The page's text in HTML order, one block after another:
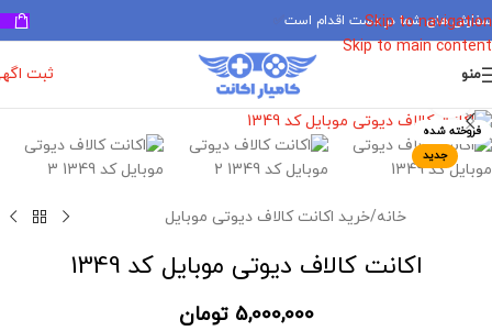
Skip to navigation
Skip to main content
سفارش های شما در دست اقدام است
منو ثبت
فروخته شده
جدید
برای بزرگنمایی کلیک کنید
خانه/خرید اکانت کالاف دیوتی موبایل
اکانت کالاف دیوتی موبایل کد 1349
5,000,000 تومان